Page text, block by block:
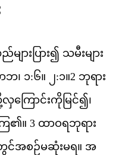
မ ပြား၍ သမမ
ဘ၊ ၁:၆။ ၂:၁။2 ဘရ
လကငက မင်၍၊
ြ၏။ 3 ထဝရဘရ
ငအစဉမဆမရ။ အ